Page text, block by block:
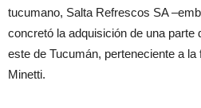
tucumano, Salta Refrescos SA
concretó la adquisición de una parte
este de Tucumán, perteneciente a
Minetti.